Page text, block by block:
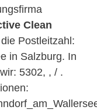
Clean
Postleitzahl:
in Salzburg. In
5302, , / .